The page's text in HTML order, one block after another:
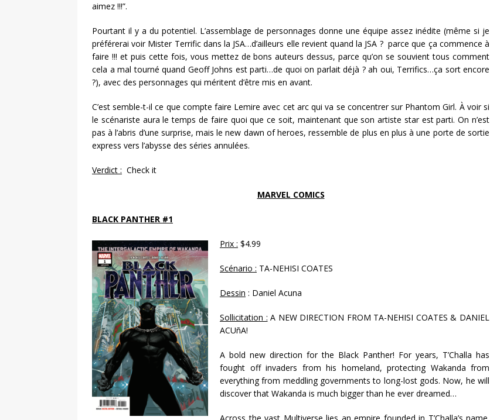
aimez !!!”.
Pourtant il y a du potentiel. L’assemblage de personnages donne une équipe assez inédite (même si je
préférerai voir Mister Terrific dans la JSA…d’ailleurs elle revient quand la JSA ? parce que ça commence à
faire !!! et puis cette fois, vous mettez de bons auteurs dessus, parce qu’on se souvient tous comment
cela a mal tourné quand Geoff Johns est parti…de quoi on parlait déjà ? ah oui, Terrifics…ça sort encore
?), avec des personnages qui méritent d’être mis en avant.
C’est semble-t-il ce que compte faire Lemire avec cet arc qui va se concentrer sur Phantom Girl. À voir si
le scénariste aura le temps de faire quoi que ce soit, maintenant que son artiste star est parti. On n’est
pas à l’abris d’une surprise, mais le new dawn of heroes, ressemble de plus en plus à une porte de sortie
express vers l’abysse des séries annulées.
Verdict : Check it
MARVEL COMICS
BLACK PANTHER #1
Prix : $4.99
Scénario : TA-NEHISI COATES
Dessin : Daniel Acuna
Sollicitation : A NEW DIRECTION FROM TA-NEHISI COATES & DANIEL
ACUñA!
A bold new direction for the Black Panther! For years, T’Challa has
fought off invaders from his homeland, protecting Wakanda from
everything from meddling governments to long-lost gods. Now, he will
discover that Wakanda is much bigger than he ever dreamed…